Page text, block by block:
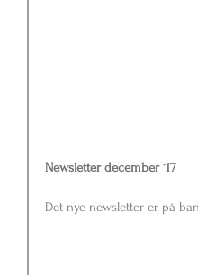
Newsletter december ´17
Det nye newsletter er på